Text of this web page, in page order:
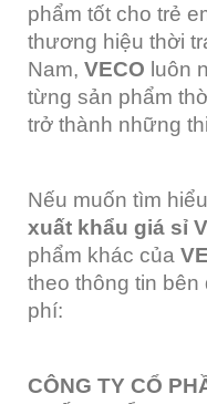
phẩm tốt cho trẻ
thương hiệu thời
Nam, VECO luôn
từng sản phẩm
trở thành những
Nếu muốn tìm
xuất khẩu giá sỉ
phẩm khác của
theo thông tin
phí:
CÔNG TY CỔ